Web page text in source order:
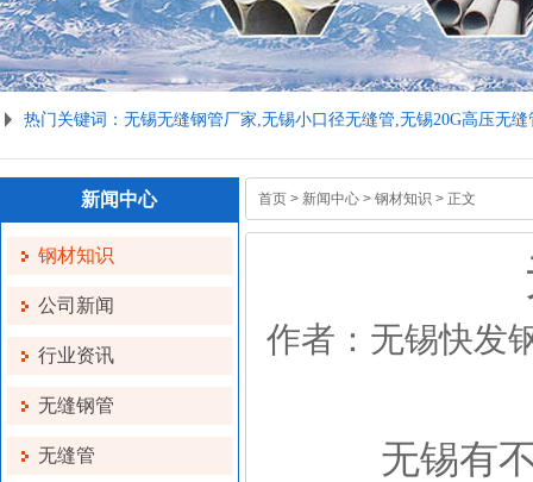
热门关键词：无锡无缝钢管厂家,无锡小口径无缝管,无锡20G高压无
新闻中心
钢材知识
公司新闻
行业资讯
无缝钢管
无缝管
首页 > 新闻中心 > 钢材知识 > 正文
作者：无锡快发
无锡有不